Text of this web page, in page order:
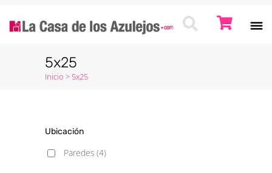
5x25
Inicio > 5x25
Ubicación
Paredes (4)